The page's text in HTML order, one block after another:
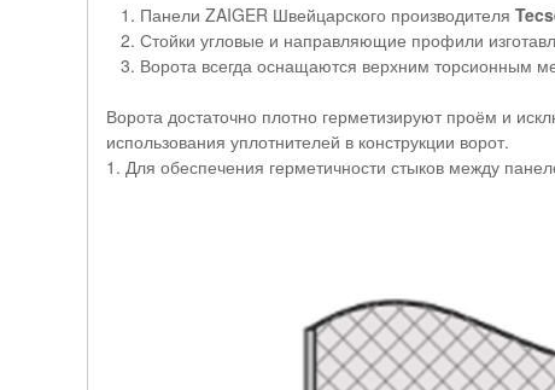
Панели ZAIGER Швейцарского производителя
Стойки угловые и направляющие профили
Ворота всегда оснащаются верхним торсионным
Ворота достаточно плотно герметизируют проём и
использования уплотнителей в конструкции ворот.
1. Для обеспечения герметичности стыков между